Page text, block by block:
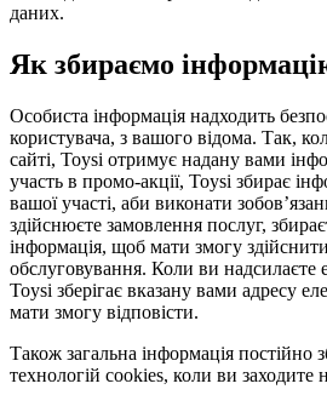
даних.
Як збираємо
Особиста інформація надходить
користувача, з вашого відома. Так,
сайті, Toysi отримує надану вами
участь в промо-акції, Toysi збирає
вашої участі, аби виконати
здійснюєте замовлення послуг,
інформація, щоб мати змогу
обслуговування. Коли ви надсилаєте
Toysi зберігає вказану вами адресу
мати змогу відповісти.
Також загальна інформація постійно
технологій cookies, коли ви заходите